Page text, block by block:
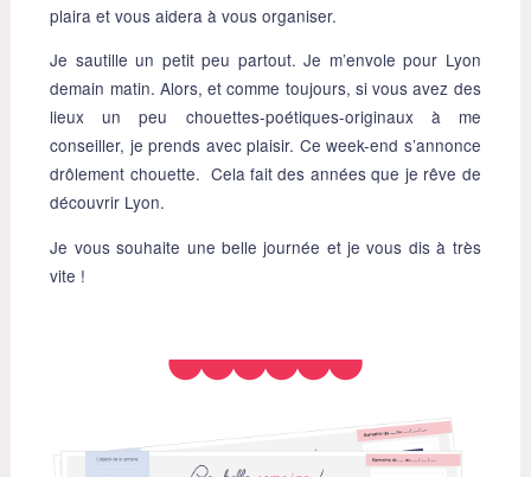
plaira et vous aidera à vous organiser.
Je sautille un petit peu partout. Je m’envole pour Lyon
demain matin. Alors, et comme toujours, si vous avez des
lieux un peu chouettes-poétiques-originaux à me
conseiller, je prends avec plaisir. Ce week-end s’annonce
drôlement chouette. Cela fait des années que je rêve de
découvrir Lyon.
Je vous souhaite une belle journée et je vous dis à très
vite !